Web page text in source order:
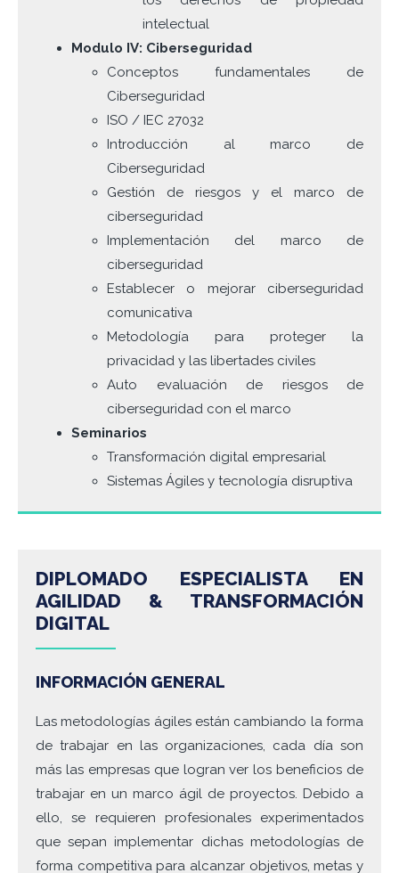
intelectual
Modulo IV: Ciberseguridad
Conceptos fundamentales de
Ciberseguridad
ISO / IEC 27032
Introducción al marco de
Ciberseguridad
Gestión de riesgos y el marco de
ciberseguridad
Implementación del marco de
ciberseguridad
Establecer o mejorar ciberseguridad
comunicativa
Metodología para proteger la
privacidad y las libertades civiles
Auto evaluación de riesgos de
ciberseguridad con el marco
Seminarios
Transformación digital empresarial
Sistemas Ágiles y tecnología disruptiva
DIPLOMADO ESPECIALISTA EN
AGILIDAD & TRANSFORMACIÓN
DIGITAL
INFORMACIÓN GENERAL
Las metodologías ágiles están cambiando la forma
de trabajar en las organizaciones, cada día son
más las empresas que logran ver los beneficios de
trabajar en un marco ágil de proyectos. Debido a
ello, se requieren profesionales experimentados
que sepan implementar dichas metodologías de
forma competitiva para alcanzar objetivos, metas y